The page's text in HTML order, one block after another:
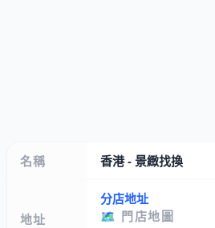
名稱 香港 - 景緻找換
地址
分店地址
🗺️ 門店地圖